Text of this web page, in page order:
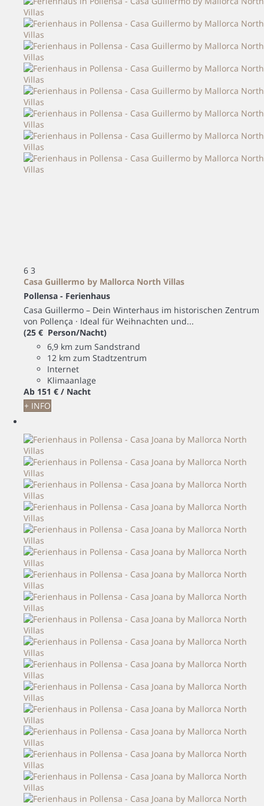
6 3
Casa Guillermo by Mallorca North Villas
Pollensa - Ferienhaus
Casa Guillermo – Dein Winterhaus im historischen Zentrum
von Pollença · Ideal für Weihnachten und...
(25 € Person/Nacht)
6,9 km zum Sandstrand
12 km zum Stadtzentrum
Internet
Klimaanlage
Ab 151 € / Nacht
+ INFO